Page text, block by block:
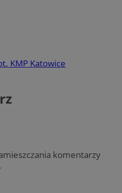
KMP Katowice
komentarzy